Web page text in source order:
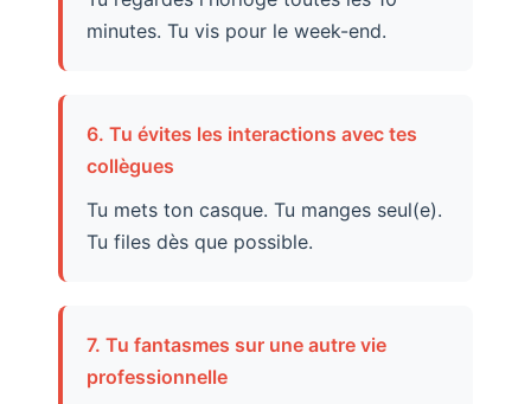
minutes. Tu vis pour le week-end.
6. Tu évites les interactions avec tes
collègues
Tu mets ton casque. Tu manges seul(e).
Tu files dès que possible.
7. Tu fantasmes sur une autre vie
professionnelle